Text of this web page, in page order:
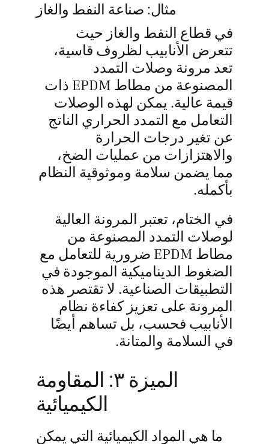
مثال: صناعة النفط والغاز
في قطاع النفط والغاز حيث
تتعرض الأنابيب لظروف قاسية،
تعد مرونة وصلات التمدد
المصنوعة من مطاط EPDM ذات
قيمة عالية. يمكن لهذه الوصلات
التعامل مع التمدد الحراري الناتج
عن تغير درجات الحرارة
والاهتزازات من عمليات الضخ،
مما يضمن سلامة وموثوقية النظام
بأكمله.
في الختام، تعتبر المرونة العالية
لوصلات التمدد المصنوعة من
مطاط EPDM ضرورية للتعامل مع
الضغوط الديناميكية الموجودة في
التطبيقات الصناعية. لا تقتصر هذه
المرونة على تعزيز كفاءة نظام
الأنابيب فحسب، بل تساهم أيضًا
في السلامة والمتانة.
الميزة ٣: المقاومة
الكيميائية
ما هي المواد الكيميائية التي يمكن